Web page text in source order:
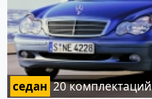
седан20 комплектаций